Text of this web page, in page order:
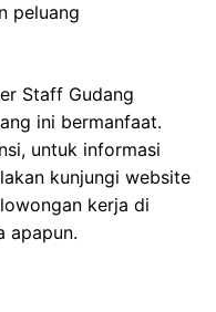
peluang
Staff Gudang
ini bermanfaat.
untuk informasi
kunjungi website
kerja di
apapun.